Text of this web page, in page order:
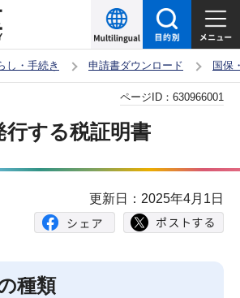
し・手続き 申請書ダウンロード 国保
行する税証明書
ページID： 630966001
更新日：2025年4月1日
種類